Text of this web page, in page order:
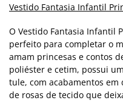
Vestido Fantasia Infantil
O Vestido Fantasia Infantil
perfeito para completar o
amam princesas e contos
poliéster e cetim, possui
tule, com acabamentos em
de rosas de tecido que